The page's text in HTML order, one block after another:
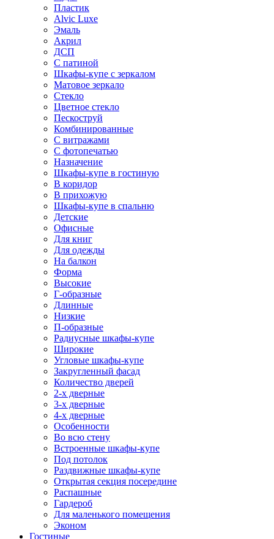
Пластик
Alvic Luxe
Эмаль
Акрил
ДСП
С патиной
Шкафы-купе с зеркалом
Матовое зеркало
Стекло
Цветное стекло
Пескоструй
Комбинированные
С витражами
С фотопечатью
Назначение
Шкафы-купе в гостиную
В коридор
В прихожую
Шкафы-купе в спальню
Детские
Офисные
Для книг
Для одежды
На балкон
Форма
Высокие
Г-образные
Длинные
Низкие
П-образные
Радиусные шкафы-купе
Широкие
Угловые шкафы-купе
Закругленный фасад
Количество дверей
2-х дверные
3-х дверные
4-х дверные
Особенности
Во всю стену
Встроенные шкафы-купе
Под потолок
Раздвижные шкафы-купе
Открытая секция посередине
Распашные
Гардероб
Для маленького помещения
Эконом
Гостиные